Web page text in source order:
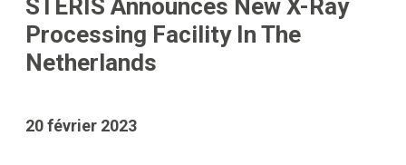
STERIS Announces New X-Ray
Processing Facility In The
Netherlands
20 février 2023